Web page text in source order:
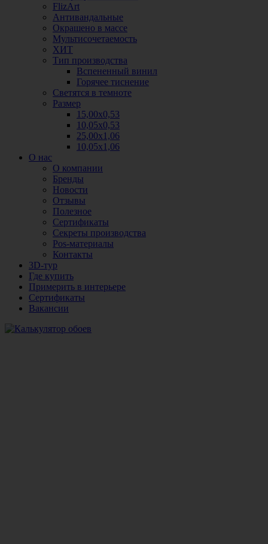
FlizArt
Антивандальные
Окрашено в массе
Мультисочетаемость
ХИТ
Тип производства
Вспененный винил
Горячее тиснение
Светятся в темноте
Размер
15,00х0,53
10,05х0,53
25,00х1,06
10,05х1,06
О нас
О компании
Бренды
Новости
Отзывы
Полезное
Сертификаты
Секреты производства
Pos-материалы
Контакты
3D-тур
Где купить
Примерить в интерьере
Сертификаты
Вакансии